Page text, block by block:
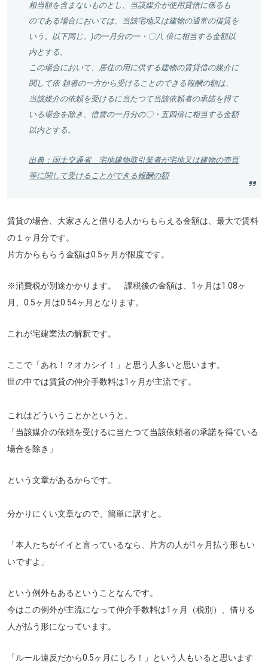
相当額を含まないものとし、当該媒介が使用貸借に係るも
のである場合においては、当該宅地又は建物の通常の借賃を
いう。以下同じ。)の一月分の一・〇八 倍に相当する金額以
内とする。
この場合において、居住の用に供する建物の賃貸借の媒介に
関して依 頼者の一方から受けることのできる報酬の額は、
当該媒介の依頼を受けるに当たつて当該依頼者の承諾を得て
いる場合を除き、借賃の一月分の〇・五四倍に相当する金額
以内とする。
出典：国土交通省 宅地建物取引業者が宅地又は建物の売買
等に関して受けることができる報酬の額
賃貸の場合、大家さんと借りる人からもらえる金額は、最大で賃料
の１ヶ月分です。
片方からもらう金額は0.5ヶ月が限度です。
※消費税が別途かかります。 課税後の金額は、1ヶ月は1.08ヶ
月、0.5ヶ月は0.54ヶ月となります。
これが宅建業法の解釈です。
ここで「あれ！？オカシイ！」と思う人多いと思います。
世の中では賃貸の仲介手数料は1ヶ月が主流です。
これはどういうことかというと。
「当該媒介の依頼を受けるに当たつて当該依頼者の承諾を得ている
場合を除き」
という文章があるからです。
分かりにくい文章なので、簡単に訳すと。
「本人たちがイイと言っているなら、片方の人が1ヶ月払う形もい
いですよ」
という例外もあるということなんです。
今はこの例外が主流になって仲介手数料は1ヶ月（税別）、借りる
人が払う形になっています。
「ルール違反だから0.5ヶ月にしろ！」という人もいると思います